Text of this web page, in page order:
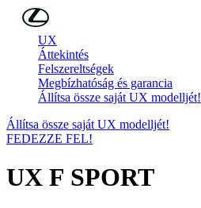
Skip to Main Content
UX
Áttekintés
Felszereltségek
Megbízhatóság és garancia
Állítsa össze saját UX modelljét!
Állítsa össze saját UX modelljét!
FEDEZZE FEL!
UX F SPORT